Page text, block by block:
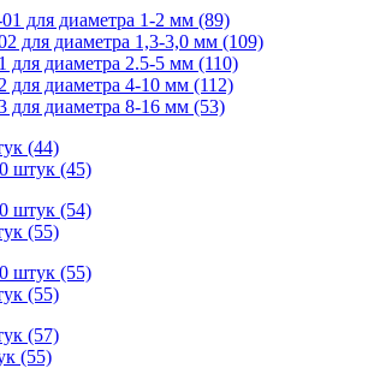
для диаметра 1-2 мм (89)
для диаметра 1,3-3,0 мм (109)
для диаметра 2.5-5 мм (110)
для диаметра 4-10 мм (112)
для диаметра 8-16 мм (53)
(44)
штук (45)
штук (54)
(55)
штук (55)
(55)
(57)
(55)